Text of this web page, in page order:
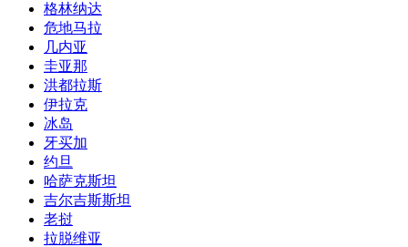
格林纳达
危地马拉
几内亚
圭亚那
洪都拉斯
伊拉克
冰岛
牙买加
约旦
哈萨克斯坦
吉尔吉斯斯坦
老挝
拉脱维亚